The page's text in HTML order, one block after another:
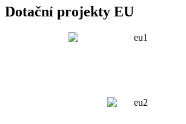
Dotační projekty EU